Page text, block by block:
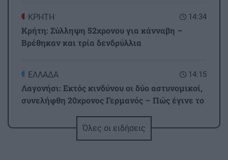
14:34
ΚΡΗΤΗ
Κρήτη: Σύλληψη 52χρονου για κάνναβη –
Βρέθηκαν και τρία δενδρύλλια
14:15
ΕΛΛΑΔΑ
Λαγονήσι: Εκτός κινδύνου οι δύο αστυνομικοί,
συνελήφθη 20χρονος Γερμανός – Πώς έγινε το
Όλες οι ειδήσεις